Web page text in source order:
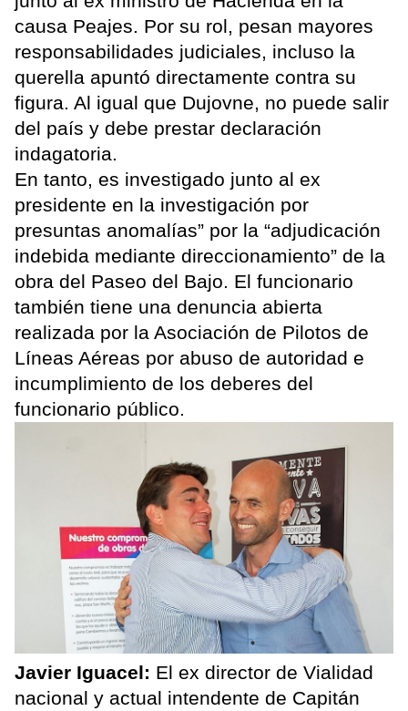
causa Peajes. Por su rol, pesan mayores
responsabilidades judiciales, incluso la
querella apuntó directamente contra su
figura. Al igual que Dujovne, no puede salir
del país y debe prestar declaración
indagatoria.
En tanto, es investigado junto al ex
presidente en la investigación por
presuntas anomalías” por la “adjudicación
indebida mediante direccionamiento” de la
obra del Paseo del Bajo. El funcionario
también tiene una denuncia abierta
realizada por la Asociación de Pilotos de
Líneas Aéreas por abuso de autoridad e
incumplimiento de los deberes del
funcionario público.
Javier Iguacel: El ex director de Vialidad
nacional y actual intendente de Capitán